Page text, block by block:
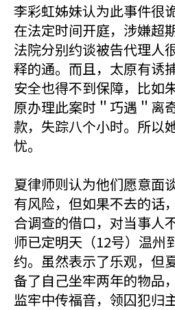
李彩虹姊妹认为此事件很
在法定时间开庭，涉嫌超
法院分别约谈被告代理人
释的通。而且，太原有诱
安全也得不到保障，比如
原办理此案时＂巧遇＂离
款，失踪八个小时。所以
忧。
夏律师则认为他们愿意面
有风险，但如果不去的话
合调查的借口，对当事人
师已定明天（12号）温州
约。虽然表示了乐观，但
备了自己坐牢两年的物品
监牢中传福音，领囚犯归主